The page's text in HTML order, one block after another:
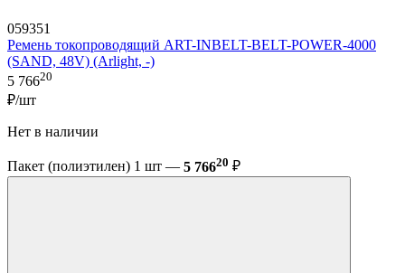
059351
Ремень токопроводящий ART-INBELT-BELT-POWER-4000
(SAND, 48V) (Arlight, -)
5 76620
₽/шт
Нет в наличии
Пакет (полиэтилен) 1 шт — 5 76620 ₽